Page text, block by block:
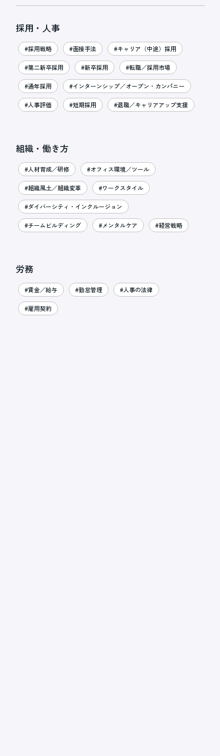
採用・人事
#採用戦略 #面接手法 #キャリア（中途）採用
#第二新卒採用 #新卒採用 #転職／採用市場
#通年採用 #インターンシップ／オープン・カンパニー
#人事評価 #短期採用 #退職／キャリアアップ支援
組織・働き方
#人材育成／研修 #オフィス環境／ツール
#組織風土／組織変革 #ワークスタイル
#ダイバーシティ・インクルージョン
#チームビルディング #メンタルケア #経営戦略
労務
#賃金／給与 #勤怠管理 #人事の法律
#雇用契約